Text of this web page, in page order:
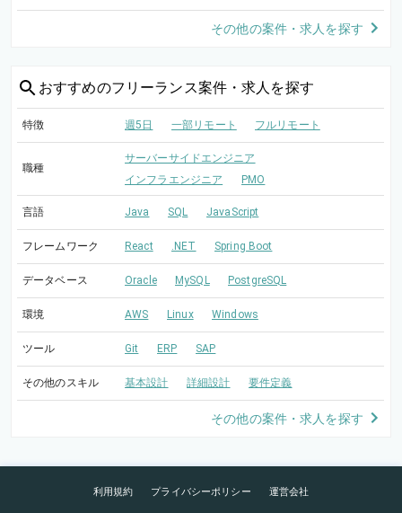
その他の案件・求人を探す
おすすめのフリーランス案件・求人を探す
特徴 週5日 一部リモート フルリモート
職種
サーバーサイドエンジニア
インフラエンジニア
PMO
言語 Java SQL JavaScript
フレームワーク React .NET Spring Boot
データベース Oracle MySQL PostgreSQL
環境 AWS Linux Windows
ツール Git ERP SAP
その他のスキル 基本設計 詳細設計 要件定義
その他の案件・求人を探す
利用規約 プライバシーポリシー 運営会社